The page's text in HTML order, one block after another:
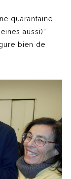
quarantaine
aussi)”
bien de